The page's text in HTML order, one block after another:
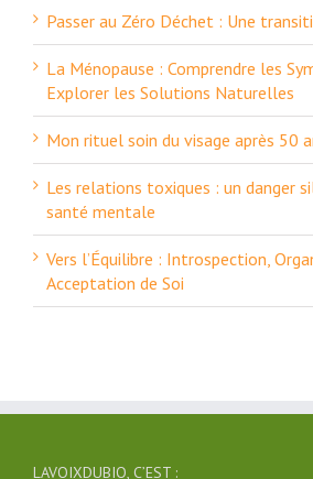
Passer au Zéro Déchet : Une
La Ménopause : Comprendre les
Explorer les Solutions Naturelles
Mon rituel soin du visage après 50
Les relations toxiques : un danger
santé mentale
Vers l’Équilibre : Introspection,
Acceptation de Soi
LAVOIXDUBIO, C’EST :